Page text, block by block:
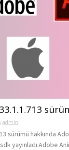
admin
sürümü hakkında
yayınladı.Adobe